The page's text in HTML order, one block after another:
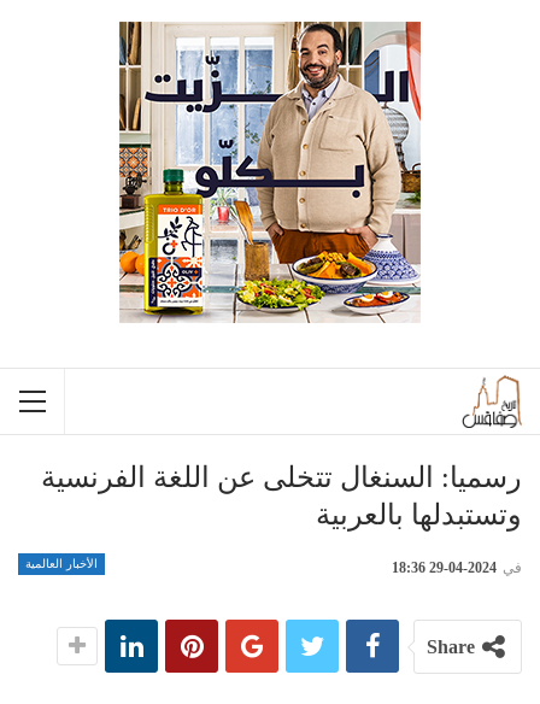
رسميا: السنغال تتخلى عن اللغة الفرنسية
وتستبدلها بالعربية
الأخبار العالمية في 2024-04-29 18:36
Share